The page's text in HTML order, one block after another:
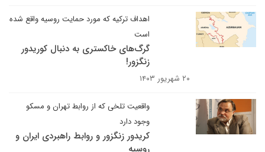
اهداف ترکیه که مورد حمایت روسیه واقع شده
است
گرگ‌های خاکستری به دنبال کوریدور
زنگزور!
۲۰ شهریور ۱۴۰۳
واقعیت تلخی که از روابط تهران و مسکو
وجود دارد
کریدور زنگزور و روابط راهبردی ایران و
روسیه